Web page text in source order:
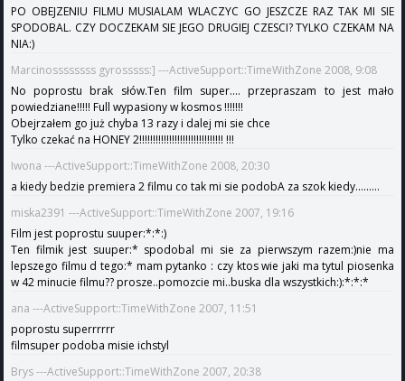
PO OBEJZENIU FILMU MUSIALAM WLACZYC GO JESZCZE RAZ TAK MI SIE
SPODOBAL. CZY DOCZEKAM SIE JEGO DRUGIEJ CZESCI? TYLKO CZEKAM NA
NIA:)
Marcinossssssss gyrosssss:] ---ActiveSupport::TimeWithZone 2008, 9:08
No poprostu brak słów.Ten film super.... przepraszam to jest mało
powiedziane!!!!! Full wypasiony w kosmos !!!!!!!
Obejrzałem go już chyba 13 razy i dalej mi sie chce
Tylko czekać na HONEY 2!!!!!!!!!!!!!!!!!!!!!!!!!!!!!!! !!!
Iwona ---ActiveSupport::TimeWithZone 2008, 20:30
a kiedy bedzie premiera 2 filmu co tak mi sie podobA za szok kiedy.........
miska2391 ---ActiveSupport::TimeWithZone 2007, 19:16
Film jest poprostu suuper:*:*:)
Ten filmik jest suuper:* spodobal mi sie za pierwszym razem:)nie ma
lepszego filmu d tego:* mam pytanko : czy ktos wie jaki ma tytul piosenka
w 42 minucie filmu?? prosze..pomozcie mi..buska dla wszystkich:):*:*:*
ana ---ActiveSupport::TimeWithZone 2007, 11:51
poprostu superrrrrr
filmsuper podoba misie ichstyl
Brys ---ActiveSupport::TimeWithZone 2007, 20:38